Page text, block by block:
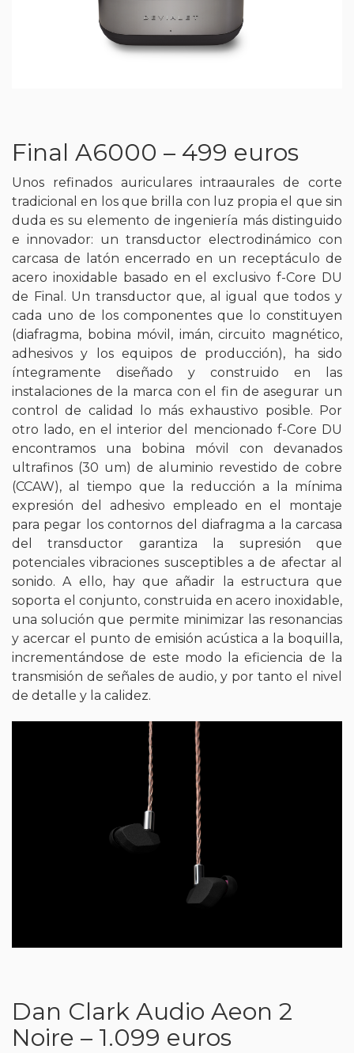
Final A6000 – 499 euros
Unos refinados auriculares intraaurales de corte
tradicional en los que brilla con luz propia el que sin
duda es su elemento de ingeniería más distinguido
e innovador: un transductor electrodinámico con
carcasa de latón encerrado en un receptáculo de
acero inoxidable basado en el exclusivo f-Core DU
de Final. Un transductor que, al igual que todos y
cada uno de los componentes que lo constituyen
(diafragma, bobina móvil, imán, circuito magnético,
adhesivos y los equipos de producción), ha sido
íntegramente diseñado y construido en las
instalaciones de la marca con el fin de asegurar un
control de calidad lo más exhaustivo posible. Por
otro lado, en el interior del mencionado f-Core DU
encontramos una bobina móvil con devanados
ultrafinos (30 um) de aluminio revestido de cobre
(CCAW), al tiempo que la reducción a la mínima
expresión del adhesivo empleado en el montaje
para pegar los contornos del diafragma a la carcasa
del transductor garantiza la supresión que
potenciales vibraciones susceptibles a de afectar al
sonido. A ello, hay que añadir la estructura que
soporta el conjunto, construida en acero inoxidable,
una solución que permite minimizar las resonancias
y acercar el punto de emisión acústica a la boquilla,
incrementándose de este modo la eficiencia de la
transmisión de señales de audio, y por tanto el nivel
de detalle y la calidez.
Dan Clark Audio Aeon 2
Noire – 1.099 euros